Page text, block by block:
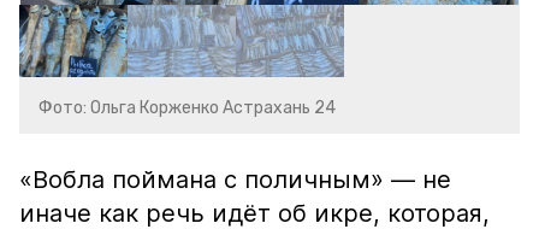
Фото: Ольга Корженко Астрахань 24
«Вобла поймана с поличным» — не
иначе как речь идёт об икре, которая,